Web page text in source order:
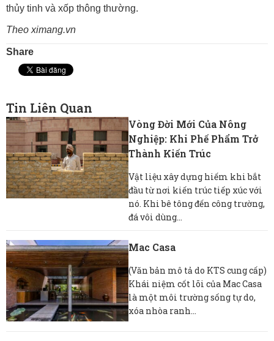
thủy tinh và xốp thông thường.
Theo ximang.vn
Share
Tin Liên Quan
Vòng Đời Mới Của Nông
Nghiệp: Khi Phế Phẩm Trở
Thành Kiến Trúc
Vật liệu xây dựng hiếm khi bắt
đầu từ nơi kiến ​​trúc tiếp xúc với
nó. Khi bê tông đến công trường,
đá vôi dùng...
Mac Casa
(Văn bản mô tả do KTS cung cấp)
Khái niệm cốt lõi của Mac Casa
là một môi trường sống tự do,
xóa nhòa ranh...